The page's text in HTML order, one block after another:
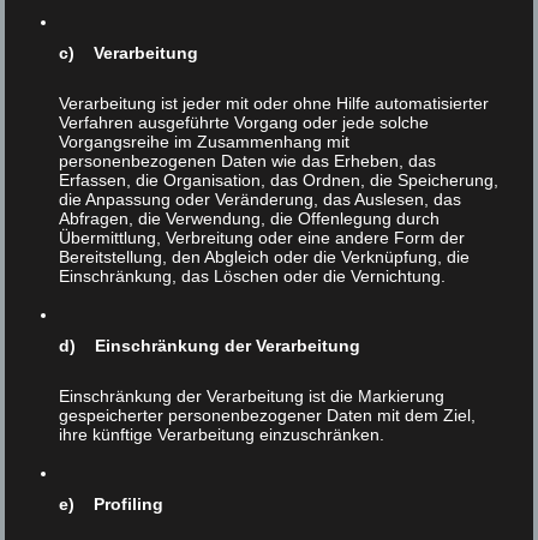
Medien
Der externe upload von Medien wurde von uns
deaktiviert. Daher entfällt somit eine
diesbezügliche Einwilligung auf Verwendung
personenbezogener Daten.
Kontaktformulare
Wir verwenden kein Kontaktformular. Daher
entfällt somit eine diesbezügliche Einwilligung auf
Verwendung personenbezogener Daten.
c) Verarbeitung
Verarbeitung ist jeder mit oder ohne Hilfe automatisierter
Verfahren ausgeführte Vorgang oder jede solche
Vorgangsreihe im Zusammenhang mit
personenbezogenen Daten wie das Erheben, das
Erfassen, die Organisation, das Ordnen, die Speicherung,
die Anpassung oder Veränderung, das Auslesen, das
Abfragen, die Verwendung, die Offenlegung durch
Übermittlung, Verbreitung oder eine andere Form der
Bereitstellung, den Abgleich oder die Verknüpfung, die
Einschränkung, das Löschen oder die Vernichtung.
d) Einschränkung der Verarbeitung
Einschränkung der Verarbeitung ist die Markierung
gespeicherter personenbezogener Daten mit dem Ziel,
ihre künftige Verarbeitung einzuschränken.
e) Profiling